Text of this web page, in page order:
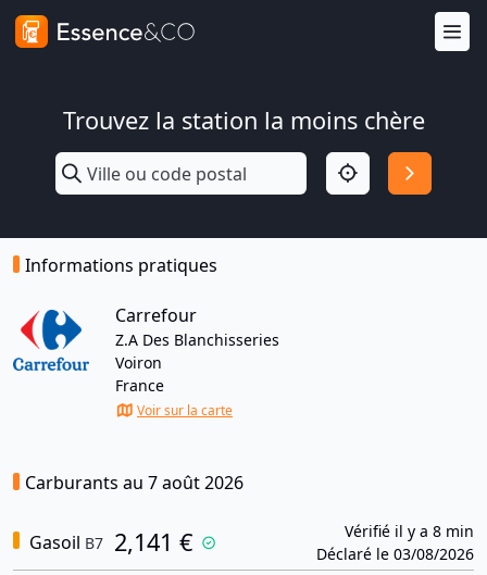
Trouvez la station la moins chère
Informations pratiques
Carrefour
Z.A Des Blanchisseries
Voiron
France
Voir sur la carte
Carburants au 7 août 2026
Gasoil B7 2,141 €
Vérifié il y a 8 min
Déclaré le 03/08/2026